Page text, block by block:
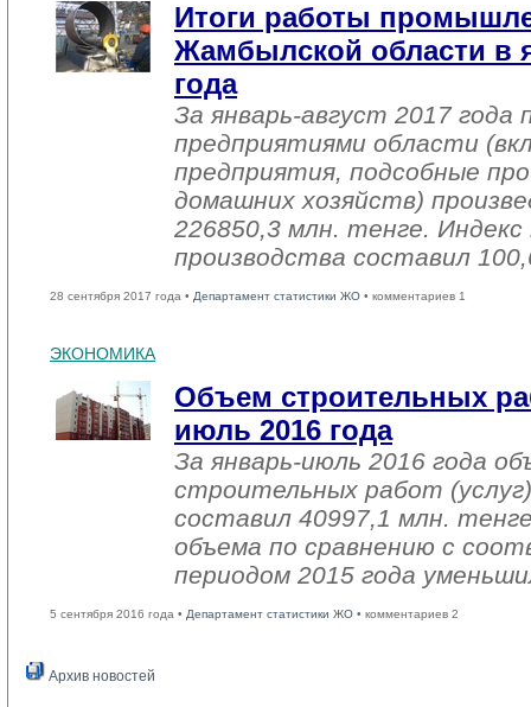
Итоги работы
Жамбылской области в
года
За январь-август 2017
предприятиями области
предприятия, подсобные
домашних хозяйств)
226850,3 млн. тенге.
производства составил
28 сентября 2017 года • Департамент статистики ЖО • комментариев 1
ЭКОНОМИКА
Объем строительных
июль 2016 года
За январь-июль 2016 года
строительных работ
составил 40997,1 млн.
объема по сравнению с
периодом 2015 года
5 сентября 2016 года • Департамент статистики ЖО • комментариев 2
Архив новостей